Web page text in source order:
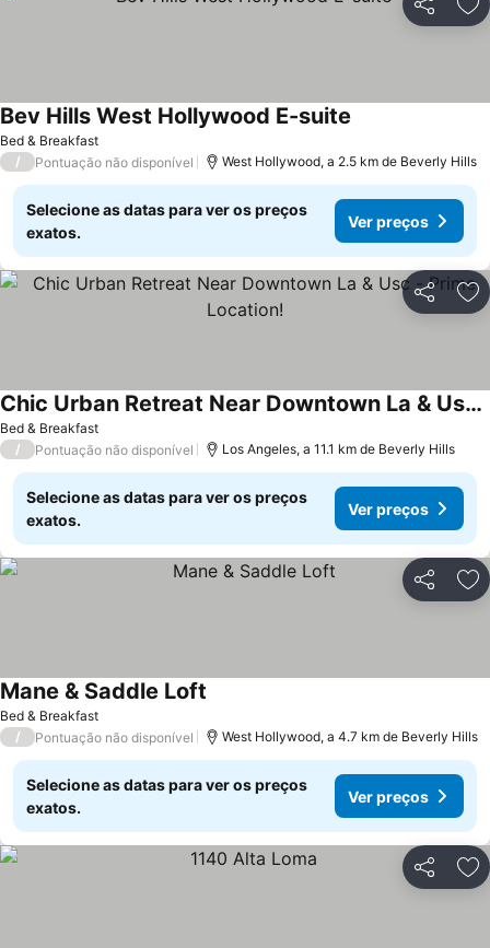
Partilhar
Bed & Breakfast
Bev Hills West Hollywood E-suite
/ Pontuação não disponível West Hollywood, a 2.5 km de Beverly Hills
Selecione as datas para ver os preços
exatos.
Ver preços
Partilhar
Bed & Breakfast
Chic Urban Retreat Near Downtown La & Usc - Prime Location!
/ Pontuação não disponível Los Angeles, a 11.1 km de Beverly Hills
Selecione as datas para ver os preços
exatos.
Ver preços
Partilhar
Bed & Breakfast
Mane & Saddle Loft
/ Pontuação não disponível West Hollywood, a 4.7 km de Beverly Hills
Selecione as datas para ver os preços
exatos.
Ver preços
Partilhar